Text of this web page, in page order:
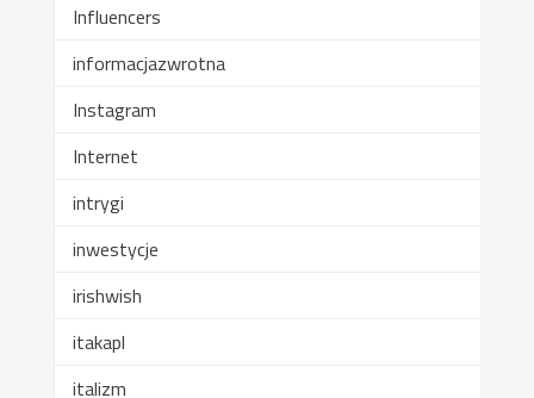
Influencers
informacjazwrotna
Instagram
Internet
intrygi
inwestycje
irishwish
itakapl
italizm